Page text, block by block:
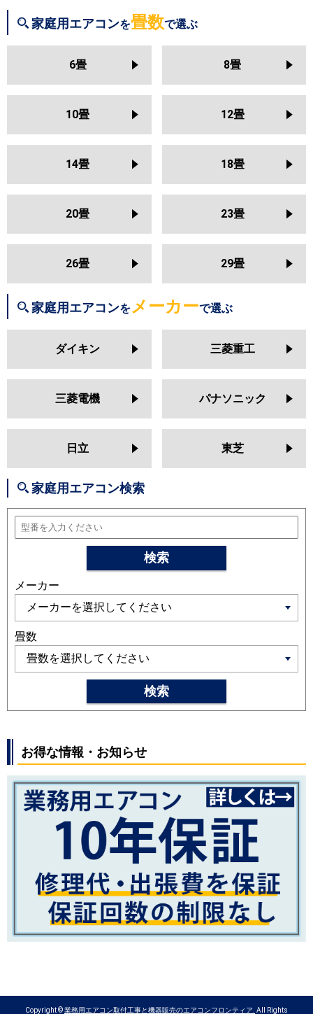
東芝 RAS-2515T RAS-U251X
U251DR
三菱電機 MSZ-KXV2526 MSZ-NXV2526
MSZ-HXV2526
MSZ-GV2526
MSZ-JXV2526 MSZ-ZXV2526
RAS-MJ2526S RAS-VJ2526S
RAS-ZJ2526S
RAS-XJ2526S
RAS-VJ2525S RAS-ZJ2525S
SRK2526SK2
SRK2526TWF
SRK2526T SRK2526R SRK2526S
パナソニック CS-255DJ CS-255DGX CS-
255DEX
CS-255DHX CS-254DLX
S255ATRS
S254ATCS S254ATMS
S254ATAS S254ATRS S253ATES
S253ATCS
S253ATFS
S253ATMS S253ATRS S25ZTES
S25ZTCXS
S25ZTFXS
S25ZTVXS S25ZTMXS
S25ZTRXS
東芝 RAS-2514T RAS-N251X RAS-
N251DX
RAS-N251DZ RAS-
K251X
RAS-2513T RAS-K251DZ
RAS-K251DX
RAS-K251DRH
MSZ-AXV2525
MSZ-BXV2525
MSZ-JXV2525 MSZ-ZXV2525
MSZ-BXV2524
MSZ-JXV2524
MSZ-ZXV2524 MSZ-GV2523
MSZ-AXV2523
MSZ-JXV2523
MSZ-ZXV2523
MSZ-BXV2522
MSZ-ZXV2522
日立 RAS-XJ2525S RAS-AJ25R RAS-
MJ25R RAS-V25R
RAS-XJ25R RAS-AJ25N
RAS-XJ25N
AJ25M RAS-V25M RAS-ZJ25M
三菱重工 SRK2525SK2
SRK2525T SRK2525R
SRK2524T
SRK2524S SRK2523T SRK2523R
SRK2522R
パナソニック CS-254DFL CS-254DJ CS-
254DGX
CS-254DEX
CS-254DHX
CS-252DJ
CS-252DFL CS-
252DGX
CS-252DEX CS-251DAX
CS-252DX CS-252DLX
家庭用エアコンを畳数で選ぶ
6畳 8畳
10畳 12畳
14畳 18畳
20畳 23畳
26畳 29畳
家庭用エアコンをメーカーで選ぶ
ダイキン 三菱重工
三菱電機 パナソニック
日立 東芝
家庭用エアコン検索
検索
メーカー
畳数
検索
お得な情報・お知らせ
Copyright ©業務用エアコン取付工事と機器販売のエアコンフロンティア. All Rights